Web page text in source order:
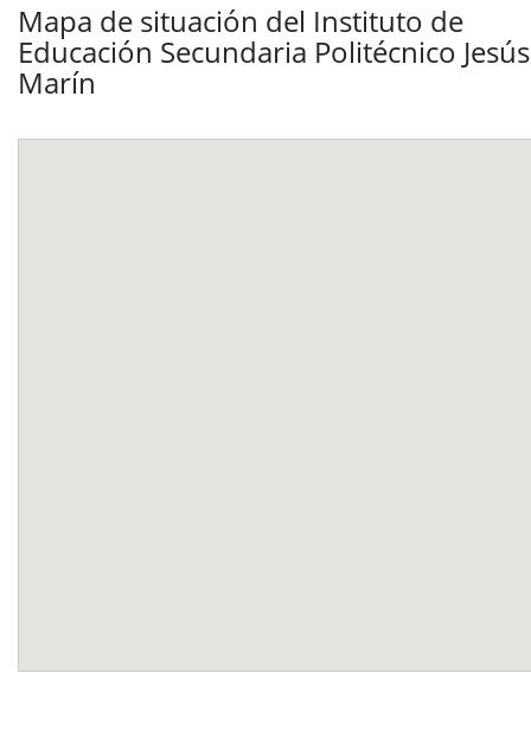
Mapa de situación del Instituto de
Educación Secundaria Politécnico Jesús
Marín